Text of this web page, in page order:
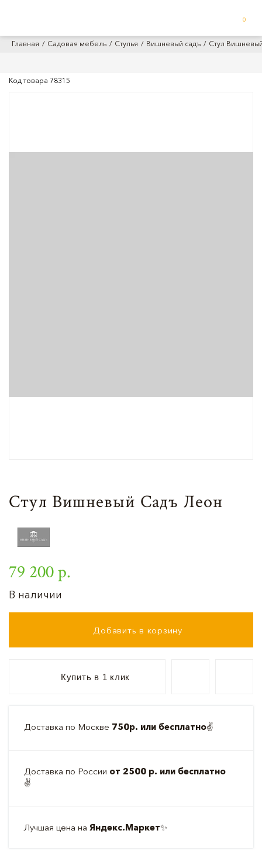
0
Главная Садовая мебель Стулья Вишневый садъ Стул
Код товара 78315
Стул Вишневый Садъ Леон
79 200 р.
В наличии
Добавить в корзину
Купить в 1 клик
Доставка по Москве 750р. или бесплатно✌️
Доставка по России от 2500 р. или бесплатно
✌️
Лучшая цена на Яндекс.Маркет✨